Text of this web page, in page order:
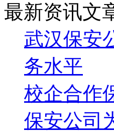
最新资讯文
武汉保安
务水平
校企合作
保安公司